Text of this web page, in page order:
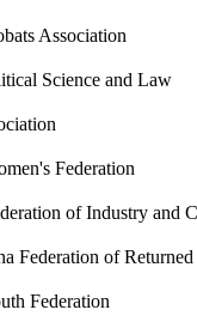
Association
Science and Law
Federation
of Industry and
of Returned
Federation